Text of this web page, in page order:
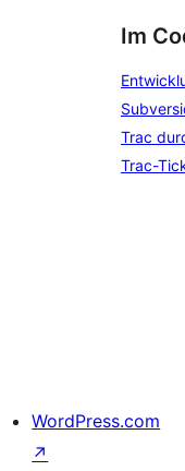
Im
Trac
Trac-
WordPress.com
↗